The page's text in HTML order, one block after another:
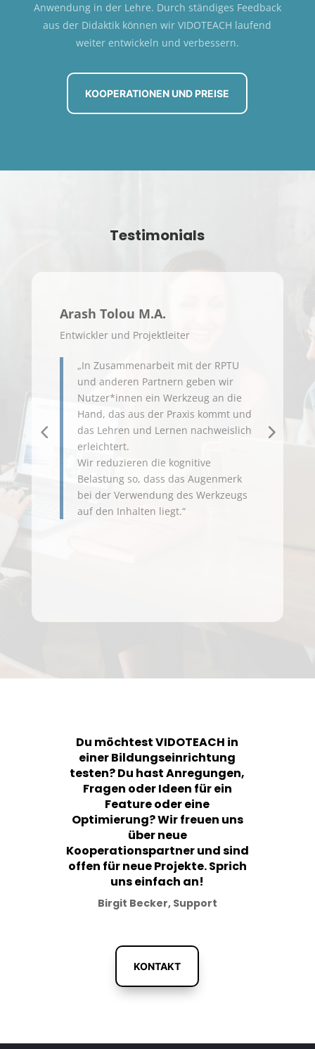
Anwendung in der Lehre. Durch ständiges Feedback
aus der Didaktik können wir VIDOTEACH laufend
weiter entwickeln und verbessern.
KOOPERATIONEN UND PREISE
Testimonials
Arash Tolou M.A.
Entwickler und Projektleiter
„In Zusammenarbeit mit der RPTU
und anderen Partnern geben wir
Nutzer*innen ein Werkzeug an die
Hand, das aus der Praxis kommt und
das Lehren und Lernen nachweislich
erleichtert.
Wir reduzieren die kognitive
Belastung so, dass das Augenmerk
bei der Verwendung des Werkzeugs
auf den Inhalten liegt.“
Du möchtest VIDOTEACH in
einer Bildungseinrichtung
testen? Du hast Anregungen,
Fragen oder Ideen für ein
Feature oder eine
Optimierung? Wir freuen uns
über neue
Kooperationspartner und sind
offen für neue Projekte. Sprich
uns einfach an!
Birgit Becker, Support
KONTAKT